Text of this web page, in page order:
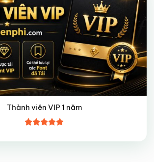
Thành viên VIP 1 năm
hạng55